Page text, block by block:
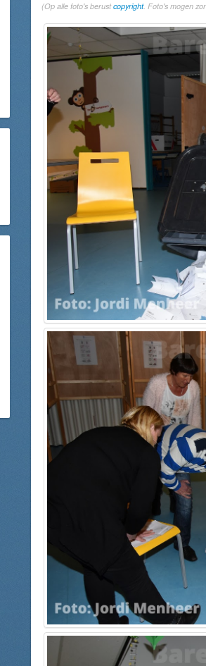
(Op alle foto's berustcopyright. Foto's mogen